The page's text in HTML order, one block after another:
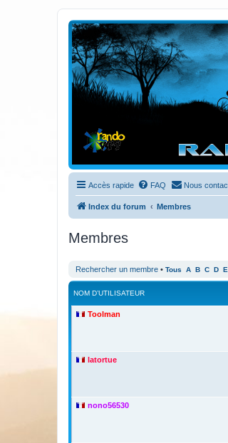
Randovttfree.fr
Bienvenue sur le site des randos vtt et
Accès rapide FAQ Nous
Index du forum Membres
Membres
Rechercher un membre • Tous A B C D E
NOM D’UTILISATEUR
Toolman
latortue
nono56530